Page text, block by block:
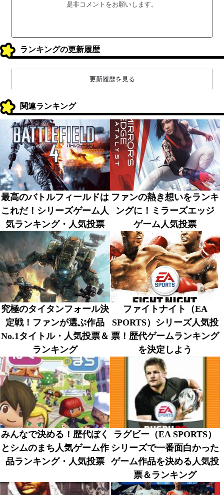
是非コメントをお願いします。
ランキングの更新履歴
更新履歴を見る
関連ランキング
最高のバトルフィールドは
これだ！シリーズゲーム人
気ランキング・人気投票
ファンの熱き想いをランキ
ングに！ミラーズエッジ
ゲーム人気投票
究極のタイタンフォール決
定戦！ファンが選ぶ作品
No.1タイトル・人気投票＆
ランキング
ファイトナイト（EA
SPORTS）シリーズ人気投
票！歴代ゲームランキング
を決定しよう
みんなで決める！歴代ぼく
とシムのまち人気ゲーム作
品ランキング・人気投票
ラグビー（EA SPORTS）
シリーズで一番面白かった
ゲーム作品を決める人気投
票＆ランキング